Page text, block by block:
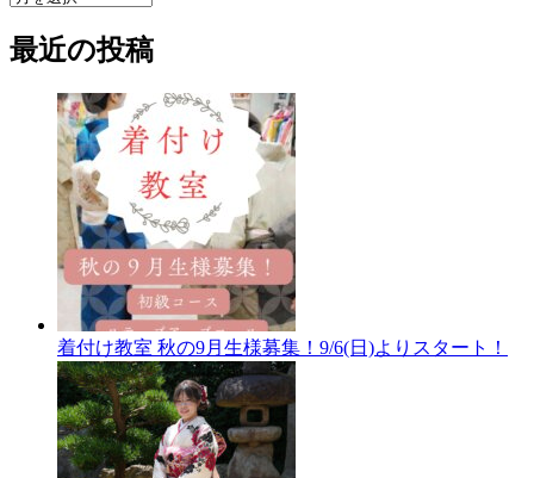
カ
イ
最近の投稿
着付け教室 秋の9月生様募集！9/6(日)よりスタート！